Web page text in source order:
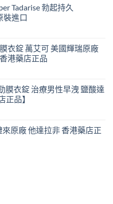
Tadarise 勃起持久
裝進口
衣錠 萬艾可 美國輝瑞原廠
港藥店正品
膜衣錠 治療男性早洩 鹽酸達
正品】
原廠 他達拉非 香港藥店正